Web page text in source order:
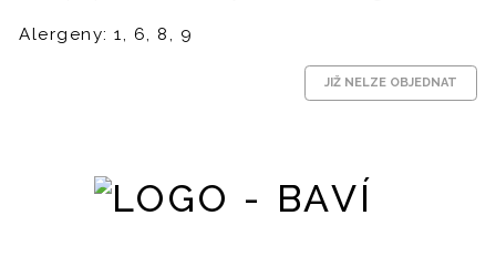
Alergeny: 1, 6, 8, 9
JIŽ NELZE OBJEDNAT